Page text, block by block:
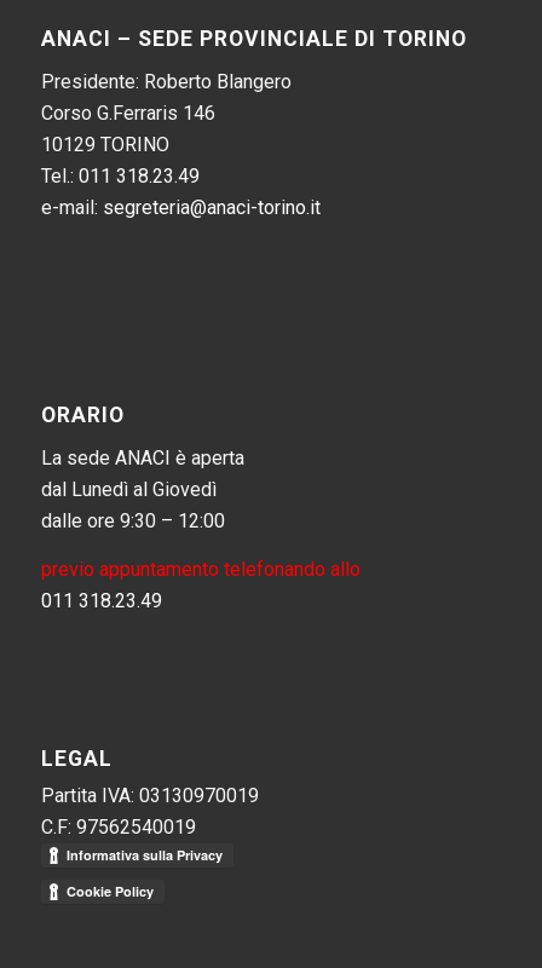
ANACI – SEDE PROVINCIALE DI TORINO
Presidente: Roberto Blangero
Corso G.Ferraris 146
10129 TORINO
Tel.: 011 318.23.49
e-mail: segreteria@anaci-torino.it
ORARIO
La sede ANACI è aperta
dal Lunedì al Giovedì
dalle ore 9:30 – 12:00
previo appuntamento telefonando allo
011 318.23.49
LEGAL
Partita IVA: 03130970019
C.F: 97562540019